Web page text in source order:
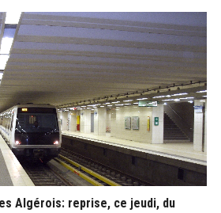
Algérois: reprise, ce jeudi, du